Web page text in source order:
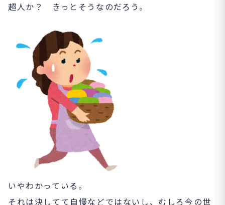
超人か？ きっとそうなのだろう。
いやわかっている。
それは決してて自慢などではないし、むしろ今の世